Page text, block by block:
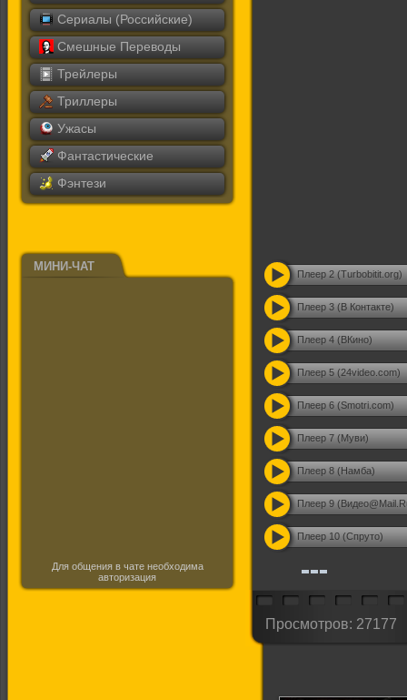
Сериалы (Российские)
Смешные Переводы
Трейлеры
Триллеры
Ужасы
Фантастические
Фэнтези
МИНИ-ЧАТ
Для общения в чате необходима
авторизация
Плеер 2 (Turbobitit.org)
Плеер 3 (В Контакте)
Плеер 4 (ВКино)
Плеер 5 (24video.com)
Плеер 6 (Smotri.com)
Плеер 7 (Муви)
Плеер 8 (Намба)
Плеер 9
Плеер 10 (Спруто)
Просмотров: 27177